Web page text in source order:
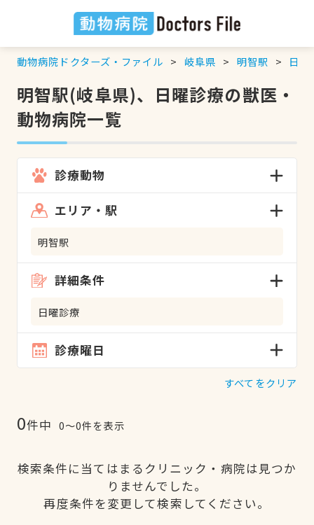
動物病院ドクターズ・ファイル 岐阜県 明智駅 日曜
明智駅(岐阜県)、日曜診療の獣医・
動物病院一覧
診療動物
エリア・駅
明智駅
詳細条件
日曜診療
診療曜日
すべてをクリア
0件中 0〜0件を表示
検索条件に当てはまるクリニック・病院は見つか
りませんでした。
再度条件を変更して検索してください。